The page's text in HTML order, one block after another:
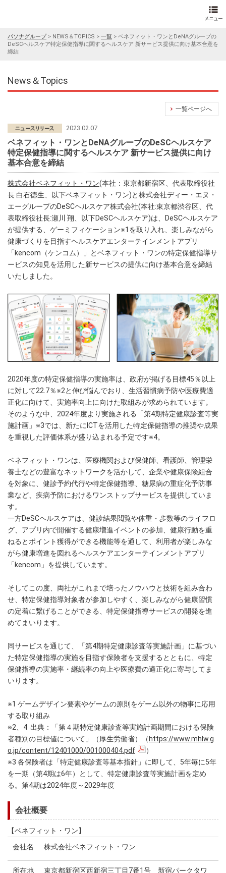
パソナグループ> NEWS＆TOPICS > 一覧 > ベネフィット・ワンとDeNAグループの
DeSCヘルスケア特定保健指導に関するヘルスケア 新サービス提供に向け基本合意を
締結
News＆Topics
一覧ページへ
2023.02.07
ベネフィット・ワンとDeNAグループのDeSCヘルスケア
特定保健指導に関するヘルスケア 新サービス提供に向け
基本合意を締結
株式会社ベネフィット・ワン(本社：東京都新宿区、代表取締役社
長 白石徳生、以下ベネフィット・ワン)と株式会社ディー・エヌ・
エーグループのDeSCヘルスケア株式会社(本社:東京都渋谷区、代
表取締役社長:瀬川 翔、以下DeSCヘルスケア)は、DeSCヘルスケア
が提供する、ゲーミフィケーション※1を取り入れ、楽しみながら
健康づくりを目指すヘルスケアエンターテインメントアプリ
「kencom（ケンコム）」とベネフィット・ワンの特定保健指導サ
ービスの知見を活用した新サービスの提供に向け基本合意を締結
いたしました。
2020年度の特定保健指導の実施率は、政府が掲げる目標45％以上
に対して22.7％※2と伸び悩んでおり、生活習慣病予防や医療費適
正化に向けて、実施率向上に向けた取組みが求められています。
そのような中、2024年度より実施される「第4期特定健康診査等実
施計画」※3では、新たにICTを活用した特定保健指導の推奨や成果
を重視した評価体系が盛り込まれる予定です※4。
ベネフィット・ワンは、医療機関および保健師、看護師、管理栄
養士などの豊富なネットワークを活かして、企業や健康保険組合
を対象に、健診予約代行や特定保健指導、糖尿病の重症化予防事
業など、疾病予防におけるワンストップサービスを提供していま
す。
一方DeSCヘルスケアは、健診結果閲覧や体重・歩数等のライフロ
グ、アプリ内で開催する健康増進イベントの参加、健康行動を重
ねるとポイント獲得ができる機能等を通して、利用者が楽しみな
がら健康増進を図れるヘルスケアエンターテインメントアプリ
「kencom」を提供しています。
そしてこの度、両社がこれまで培ったノウハウと技術を組み合わ
せ、特定保健指導対象者が参加しやすく、楽しみながら健康習慣
の定着に繋げることができる、特定保健指導サービスの開発を進
めてまいります。
同サービスを通じて、「第4期特定健康診査等実施計画」に基づい
た特定保健指導の実施を目指す保険者を支援するとともに、特定
保健指導の実施率・継続率の向上や医療費の適正化に寄与してま
いります。
※1 ゲームデザイン要素やゲームの原則をゲーム以外の物事に応用
する取り組み
※2、4 出典：「第４期特定健康診査等実施計画期間における保険
者種別の目標値について」（厚生労働省）（ https://www.mhlw.g
o.jp/content/12401000/001000404.pdf
）
※3 各保険者は「特定健康診査等基本指針」に即して、5年毎に5年
を一期（第4期は6年）として、特定健康診査等実施計画を定め
る。第4期は2024年度～2029年度
会社概要
【ベネフィット・ワン】
会社名
株式会社ベネフィット・ワン
所在地
東京都新宿区西新宿三丁目7番1号 新宿パークタワ